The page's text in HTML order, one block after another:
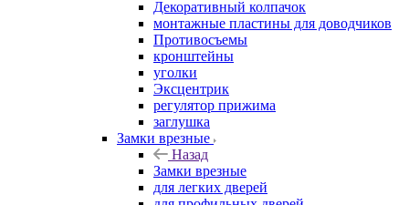
Декоративный колпачок
монтажные пластины для доводчиков
Противосъемы
кронштейны
уголки
Эксцентрик
регулятор прижима
заглушка
Замки врезные
Назад
Замки врезные
для легких дверей